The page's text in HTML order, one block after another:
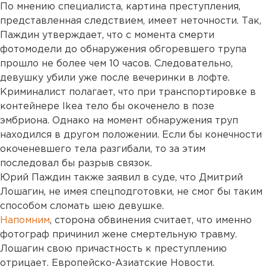
По мнению специалиста, картина преступления,
представленная следствием, имеет неточности. Так,
Паждин утверждает, что с момента смерти
фотомодели до обнаружения обгоревшего трупа
прошло не более чем 10 часов. Следовательно,
девушку убили уже после вечеринки в лофте.
Криминалист полагает, что при транспортировке в
контейнере Ikea тело бы окоченело в позе
эмбриона. Однако на момент обнаружения труп
находился в другом положении. Если бы конечности
окоченевшего тела разгибали, то за этим
последовал бы разрыв связок.
Юрий Паждин также заявил в суде, что Дмитрий
Лошагин, не имея спецподготовки, не смог бы таким
способом сломать шею девушке.
Напомним, сторона обвинения считает, что именно
фотограф причинил жене смертельную травму.
Лошагин свою причастность к преступлению
отрицает. Европейско-Азиатские Новости.